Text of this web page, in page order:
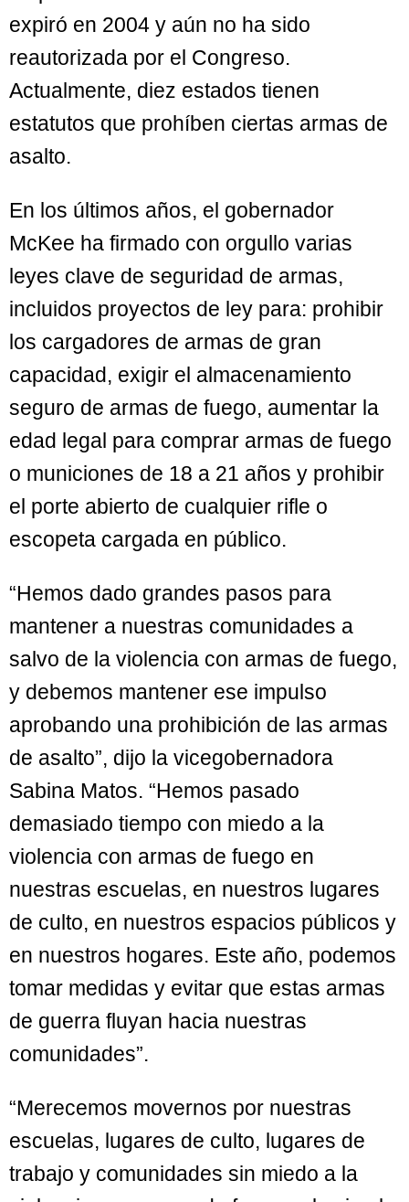
expiró en 2004 y aún no ha sido
reautorizada por el Congreso.
Actualmente, diez estados tienen
estatutos que prohíben ciertas armas de
asalto.
En los últimos años, el gobernador
McKee ha firmado con orgullo varias
leyes clave de seguridad de armas,
incluidos proyectos de ley para: prohibir
los cargadores de armas de gran
capacidad, exigir el almacenamiento
seguro de armas de fuego, aumentar la
edad legal para comprar armas de fuego
o municiones de 18 a 21 años y prohibir
el porte abierto de cualquier rifle o
escopeta cargada en público.
“Hemos dado grandes pasos para
mantener a nuestras comunidades a
salvo de la violencia con armas de fuego,
y debemos mantener ese impulso
aprobando una prohibición de las armas
de asalto”, dijo la vicegobernadora
Sabina Matos. “Hemos pasado
demasiado tiempo con miedo a la
violencia con armas de fuego en
nuestras escuelas, en nuestros lugares
de culto, en nuestros espacios públicos y
en nuestros hogares. Este año, podemos
tomar medidas y evitar que estas armas
de guerra fluyan hacia nuestras
comunidades”.
“Merecemos movernos por nuestras
escuelas, lugares de culto, lugares de
trabajo y comunidades sin miedo a la